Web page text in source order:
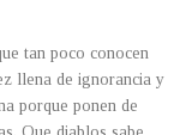
tan poco conocen
llena de ignorancia y
porque ponen de